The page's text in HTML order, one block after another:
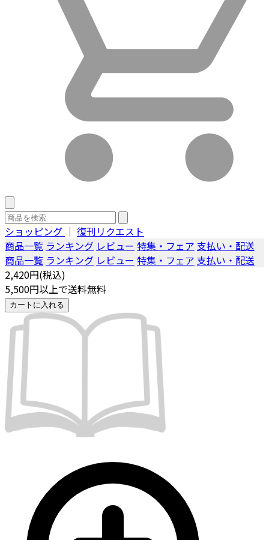
ショッピング ｜ 復刊リクエスト
商品一覧 ランキング レビュー 特集・フェア 支払い・配送
商品一覧 ランキング レビュー 特集・フェア 支払い・配送
2,420円(税込)
5,500円以上で送料無料
カートに入れる